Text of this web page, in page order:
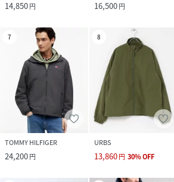
14,850円 16,500円
7
TOMMY HILFIGER
24,200円
8
URBS
13,860円 30%OFF